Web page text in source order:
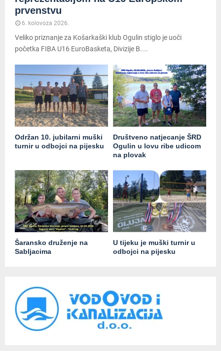
prvenstvu
6. kolovoza 2026.
Veliko priznanje za Košarkaški klub Ogulin stiglo je uoči
početka FIBA U16 EuroBasketa, Divizije B....
Održan 10. jubilarni muški
turnir u odbojci na pijesku
Društveno natjecanje ŠRD
Ogulin u lovu ribe udicom
na plovak
Šaransko druženje na
Sabljacima
U tijeku je muški turnir u
odbojci na pijesku